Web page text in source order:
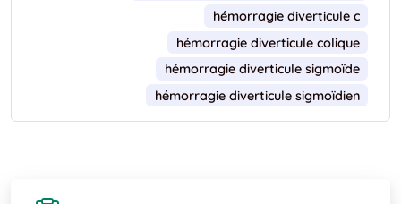
hémorragie diverticule c
hémorragie diverticule colique
hémorragie diverticule sigmoïde
hémorragie diverticule sigmoïdien